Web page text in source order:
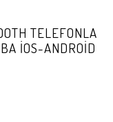
TELEFONLA
İOS-ANDROİD